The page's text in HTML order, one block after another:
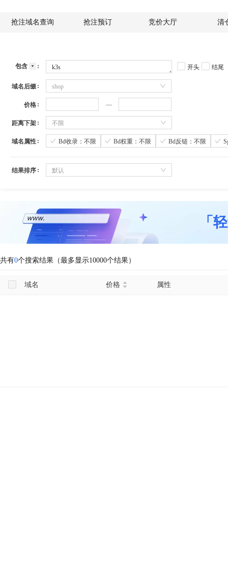
抢注域名查询 抢注预订 竞价大厅 清
包含 开头 结尾
域名后缀 shop
价格
距离下架 不限
域名属性 Bd收录：不限 Bd权重：不限 Bd反链：不限
结果排序 默认
「
共有0个搜索结果（最多显示10000个结果）
域名 价格 属性